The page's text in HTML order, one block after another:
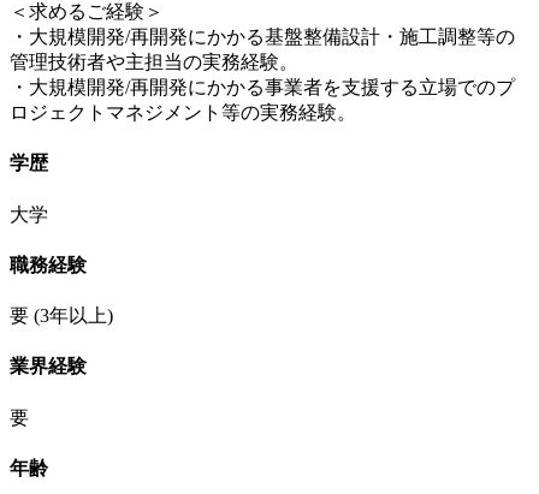
＜求めるご経験＞
・大規模開発/再開発にかかる基盤整備設計・施工調整等の
管理技術者や主担当の実務経験。
・大規模開発/再開発にかかる事業者を支援する立場でのプ
ロジェクトマネジメント等の実務経験。
学歴
大学
職務経験
要 (3年以上)
業界経験
要
年齢